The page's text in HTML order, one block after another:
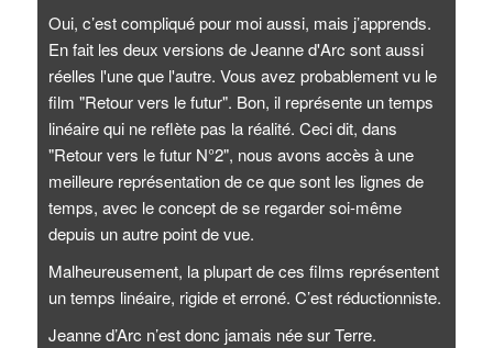
Oui, c’est compliqué pour moi aussi, mais j’apprends.
En fait les deux versions de Jeanne d'Arc sont aussi
réelles l'une que l'autre. Vous avez probablement vu le
film "Retour vers le futur". Bon, il représente un temps
linéaire qui ne reflète pas la réalité. Ceci dit, dans
"Retour vers le futur N°2", nous avons accès à une
meilleure représentation de ce que sont les lignes de
temps, avec le concept de se regarder soi-même
depuis un autre point de vue.
Malheureusement, la plupart de ces films représentent
un temps linéaire, rigide et erroné. C’est réductionniste.
Jeanne d’Arc n’est donc jamais née sur Terre.